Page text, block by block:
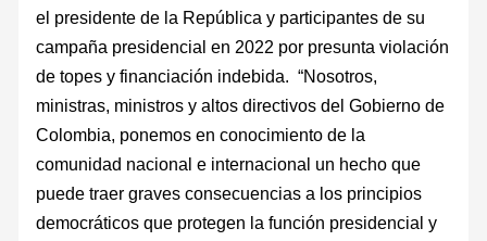
el presidente de la República y participantes de su
campaña presidencial en 2022 por presunta violación
de topes y financiación indebida. “Nosotros,
ministras, ministros y altos directivos del Gobierno de
Colombia, ponemos en conocimiento de la
comunidad nacional e internacional un hecho que
puede traer graves consecuencias a los principios
democráticos que protegen la función presidencial y